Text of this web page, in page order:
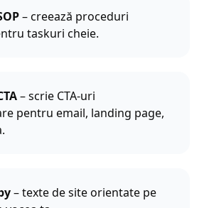
– creează proceduri
taskuri cheie.
– scrie CTA-uri
pentru email, landing page,
– texte de site orientate pe